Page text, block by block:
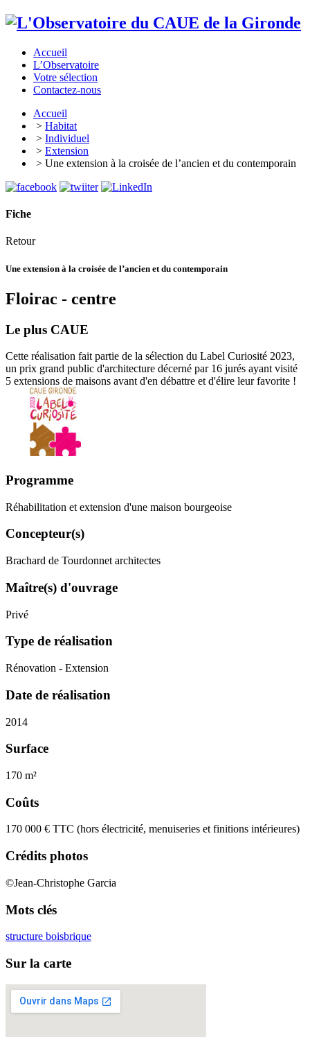
Accueil
L’Observatoire
Votre sélection
Contactez-nous
Accueil
> Habitat
> Individuel
> Extension
> Une extension à la croisée de l’ancien et du contemporain
Fiche
Retour
Une extension à la croisée de l’ancien et du contemporain
Floirac - centre
Le plus CAUE
Cette réalisation fait partie de la sélection du Label Curiosité 2023,
un prix grand public d'architecture décerné par 16 jurés ayant visité
5 extensions de maisons avant d'en débattre et d'élire leur favorite !
Programme
Réhabilitation et extension d'une maison bourgeoise
Concepteur(s)
Brachard de Tourdonnet architectes
Maître(s) d'ouvrage
Privé
Type de réalisation
Rénovation - Extension
Date de réalisation
2014
Surface
170 m²
Coûts
170 000 € TTC (hors électricité, menuiseries et finitions intérieures)
Crédits photos
©Jean-Christophe Garcia
Mots clés
structure boisbrique
Sur la carte